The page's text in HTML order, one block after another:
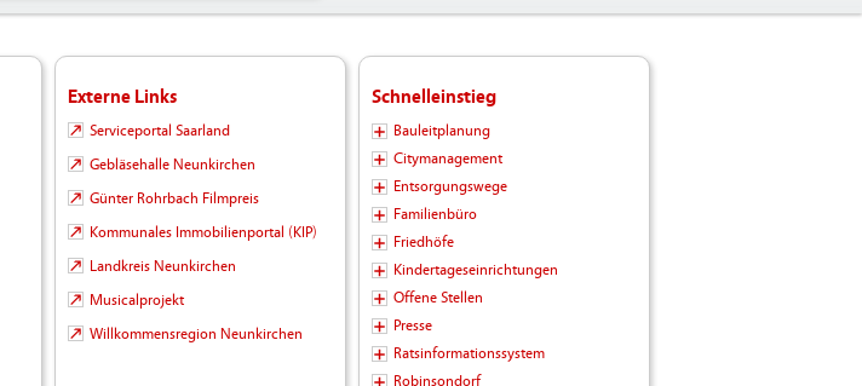
Externe Links
Serviceportal Saarland
Gebläsehalle Neunkirchen
Günter Rohrbach Filmpreis
Kommunales Immobilienportal (KIP)
Landkreis Neunkirchen
Musicalprojekt
Willkommensregion Neunkirchen
Schnelleinstieg
Bauleitplanung
Citymanagement
Entsorgungswege
Familienbüro
Friedhöfe
Kindertageseinrichtungen
Offene Stellen
Presse
Ratsinformationssystem
Robinsondorf